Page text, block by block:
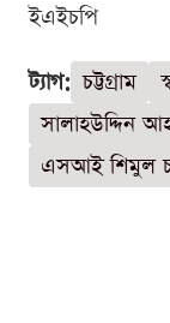
ইএইচপি
ট্যাগ: চট্টগ্রাম
সালাহউদ্দিন
এসআই শিমুল